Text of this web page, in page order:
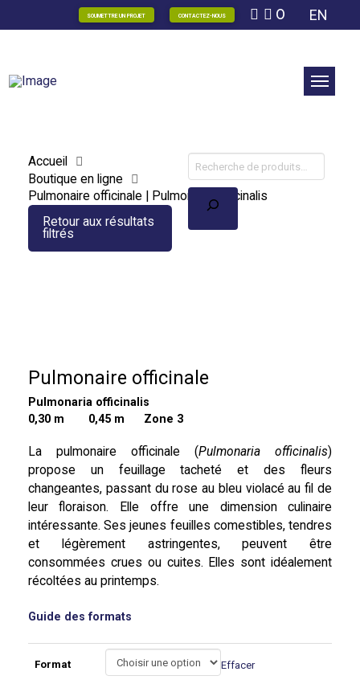
SOUMETTRE UN PROJET CONTACTEZ-NOUS 0 EN
Accueil
Boutique en ligne
Pulmonaire officinale | Pulmonaria officinalis
Retour aux résultats
filtrés
Recherche
Pulmonaire officinale
Pulmonaria officinalis
0,30 m
0,45 m Zone 3
La pulmonaire officinale (Pulmonaria officinalis)
propose un feuillage tacheté et des fleurs
changeantes, passant du rose au bleu violacé au fil de
leur floraison. Elle offre une dimension culinaire
intéressante. Ses jeunes feuilles comestibles, tendres
et légèrement astringentes, peuvent être
consommées crues ou cuites. Elles sont idéalement
récoltées au printemps.
Guide des formats
Format Effacer